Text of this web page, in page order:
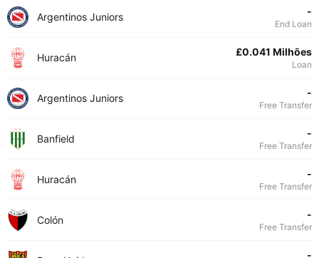
Argentinos Juniors -
End Loan
Huracán £0.041 Milhões
Loan
Argentinos Juniors -
Free Transfer
Banfield -
Free Transfer
Huracán -
Free Transfer
Colón -
Free Transfer
-